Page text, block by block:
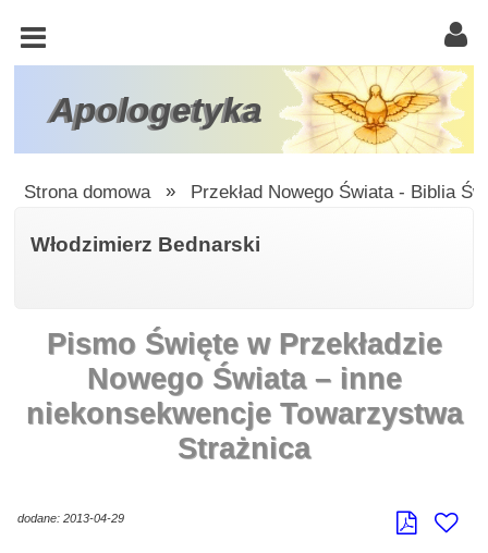
Apologetyka
KOŚCIÓŁ
KATOLICKI
TRÓJCA
ŚWIĘTA
OBRONIE
Strona domowa » Przekład Nowego Świata - Biblia
Włodzimierz Bednarski
Pismo Święte w Przekładzie
Nowego Świata – inne
niekonsekwencje Towarzystwa
Strażnica
dodane: 2013-04-29